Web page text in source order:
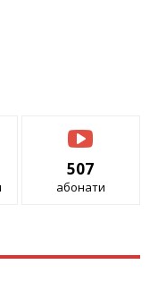
507
абонати